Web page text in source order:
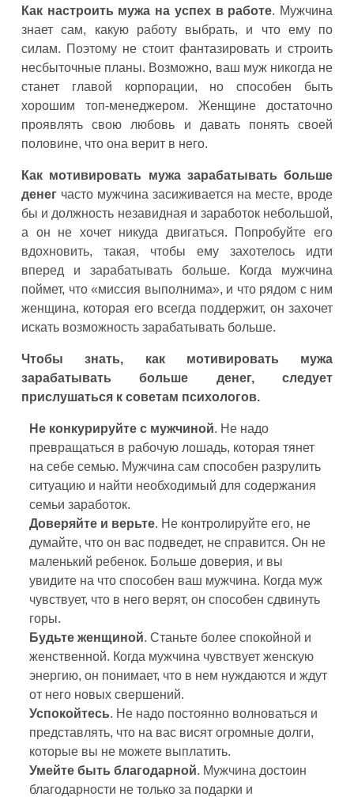
Как настроить мужа на успех в работе. Мужчина
знает сам, какую работу выбрать, и что ему по
силам. Поэтому не стоит фантазировать и строить
несбыточные планы. Возможно, ваш муж никогда не
станет главой корпорации, но способен быть
хорошим топ-менеджером. Женщине достаточно
проявлять свою любовь и давать понять своей
половине, что она верит в него.
Как мотивировать мужа зарабатывать больше
денег часто мужчина засиживается на месте, вроде
бы и должность незавидная и заработок небольшой,
а он не хочет никуда двигаться. Попробуйте его
вдохновить, такая, чтобы ему захотелось идти
вперед и зарабатывать больше. Когда мужчина
поймет, что «миссия выполнима», и что рядом с ним
женщина, которая его всегда поддержит, он захочет
искать возможность зарабатывать больше.
Чтобы знать, как мотивировать мужа
зарабатывать больше денег, следует
прислушаться к советам психологов.
Не конкурируйте с мужчиной. Не надо
превращаться в рабочую лошадь, которая тянет
на себе семью. Мужчина сам способен разрулить
ситуацию и найти необходимый для содержания
семьи заработок.
Доверяйте и верьте. Не контролируйте его, не
думайте, что он вас подведет, не справится. Он не
маленький ребенок. Больше доверия, и вы
увидите на что способен ваш мужчина. Когда муж
чувствует, что в него верят, он способен сдвинуть
горы.
Будьте женщиной. Станьте более спокойной и
женственной. Когда мужчина чувствует женскую
энергию, он понимает, что в нем нуждаются и ждут
от него новых свершений.
Успокойтесь. Не надо постоянно волноваться и
представлять, что на вас висят огромные долги,
которые вы не можете выплатить.
Умейте быть благодарной. Мужчина достоин
благодарности не только за подарки и